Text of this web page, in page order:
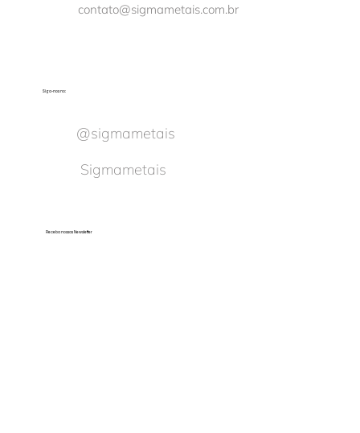
contato@sigmametais.com.br
Siga-nos no:
@sigmametais
Sigmametais
Receba nossas Newsletter